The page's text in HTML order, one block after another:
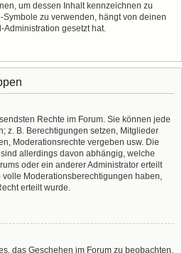
um dessen Inhalt kennzeichnen zu
zu verwenden, hängt von deinen
Administration gesetzt hat.
Rechte im Forum. Sie können jede
z. B. Berechtigungen setzen, Mitglieder
Moderationsrechte vergeben usw. Die
allerdings davon abhängig, welche
oder ein anderer Administrator erteilt
volle Moderationsberechtigungen haben,
erteilt wurde.
das Geschehen im Forum zu beobachten.